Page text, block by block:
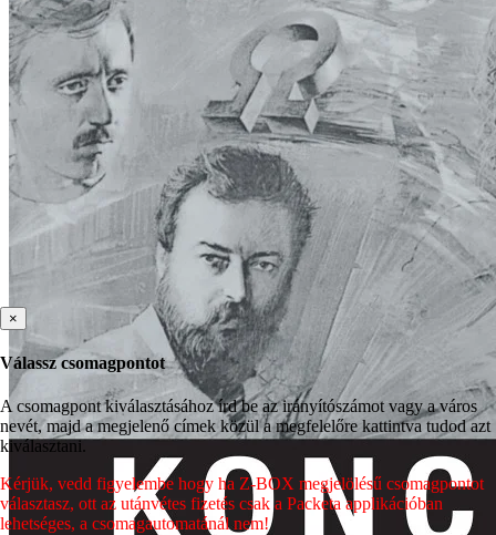
×
Válassz csomagpontot
A csomagpont kiválasztásához írd be az irányítószámot vagy a város
nevét, majd a megjelenő címek közül a megfelelőre kattintva tudod azt
kiválasztani.
Kérjük, vedd figyelembe hogy ha Z-BOX megjelölésű csomagpontot
választasz, ott az utánvétes fizetés csak a Packeta applikációban
lehetséges, a csomagautomatánál nem!